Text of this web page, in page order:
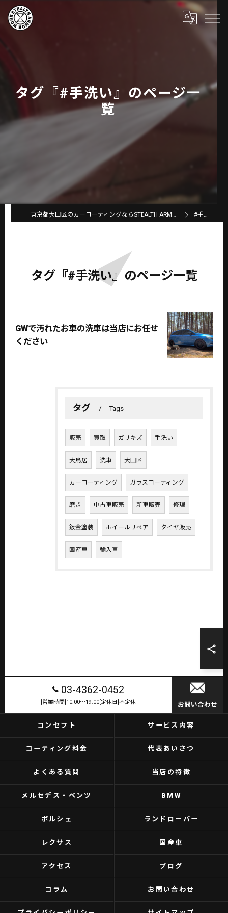
タグ『#手洗い』のページ一
覧
東京都大田区のカーコーティングならSTEALTH ARMOR WORKS #手洗い
タグ『#手洗い』のページ一覧
GWで汚れたお車の洗車は当店にお任せ
ください
タグ Tags
販売 買取 ガリキズ 手洗い
大鳥居 洗車 大田区
カーコーティング ガラスコーティング
磨き 中古車販売 新車販売 修理
鈑金塗装 ホイールリペア タイヤ販売
国産車 輸入車
03-4362-0452
[営業時間]10:00～19:00[定休日]不定休 お問い合わせ
コンセプト サービス内容
コーティング料金 代表あいさつ
よくある質問 当店の特徴
メルセデス・ベンツ BMW
ポルシェ ランドローバー
レクサス 国産車
アクセス ブログ
コラム お問い合わせ